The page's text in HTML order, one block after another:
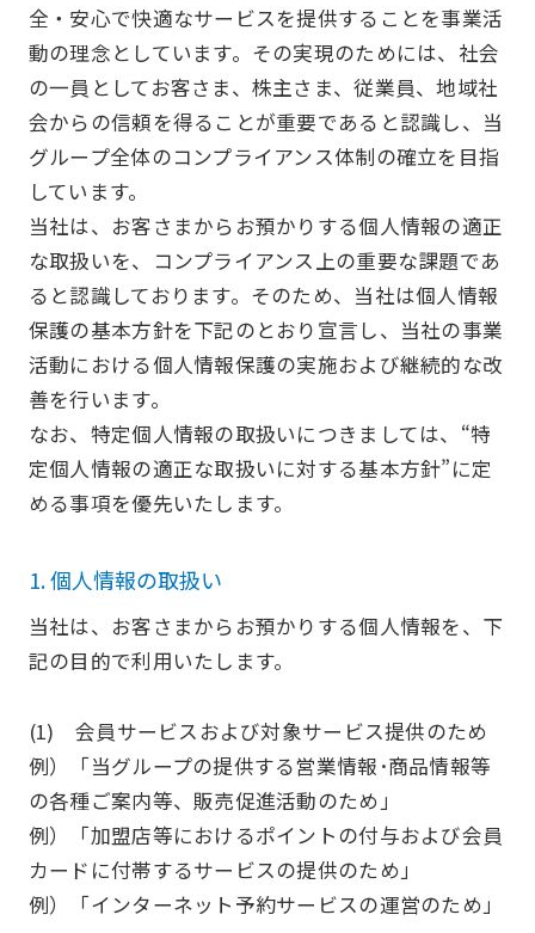
全・安心で快適なサービスを提供することを事業活
動の理念としています。その実現のためには、社会
の一員としてお客さま、株主さま、従業員、地域社
会からの信頼を得ることが重要であると認識し、当
グループ全体のコンプライアンス体制の確立を目指
しています。
当社は、お客さまからお預かりする個人情報の適正
な取扱いを、コンプライアンス上の重要な課題であ
ると認識しております。そのため、当社は個人情報
保護の基本方針を下記のとおり宣言し、当社の事業
活動における個人情報保護の実施および継続的な改
善を行います。
なお、特定個人情報の取扱いにつきましては、“特
定個人情報の適正な取扱いに対する基本方針”に定
める事項を優先いたします。
1. 個人情報の取扱い
当社は、お客さまからお預かりする個人情報を、下
記の目的で利用いたします。
(1) 会員サービスおよび対象サービス提供のため
例）「当グループの提供する営業情報･商品情報等
の各種ご案内等、販売促進活動のため」
例）「加盟店等におけるポイントの付与および会員
カードに付帯するサービスの提供のため」
例）「インターネット予約サービスの運営のため」